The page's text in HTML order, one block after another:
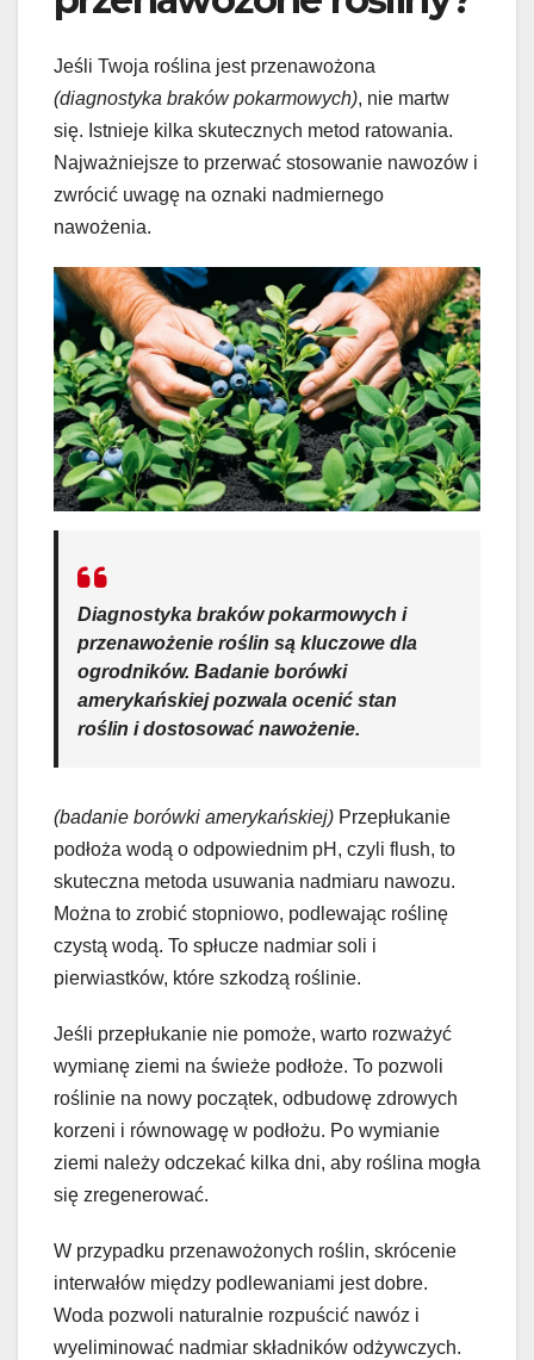
Jeśli Twoja roślina jest przenawożona
(diagnostyka braków pokarmowych), nie martw
się. Istnieje kilka skutecznych metod ratowania.
Najważniejsze to przerwać stosowanie nawozów i
zwrócić uwagę na oznaki nadmiernego
nawożenia.
Diagnostyka braków pokarmowych i
przenawożenie roślin są kluczowe dla
ogrodników. Badanie borówki
amerykańskiejpozwala ocenić stan
roślin i dostosować nawożenie.
(badanie borówki amerykańskiej) Przepłukanie
podłoża wodą o odpowiednim pH, czyli flush, to
skuteczna metoda usuwania nadmiaru nawozu.
Można to zrobić stopniowo, podlewając roślinę
czystą wodą. To spłucze nadmiar soli i
pierwiastków, które szkodzą roślinie.
Jeśli przepłukanie nie pomoże, warto rozważyć
wymianę ziemi na świeże podłoże. To pozwoli
roślinie na nowy początek, odbudowę zdrowych
korzeni i równowagę w podłożu. Po wymianie
ziemi należy odczekać kilka dni, aby roślina mogła
się zregenerować.
W przypadku przenawożonych roślin, skrócenie
interwałów między podlewaniami jest dobre.
Woda pozwoli naturalnie rozpuścić nawóz i
wyeliminować nadmiar składników odżywczych.